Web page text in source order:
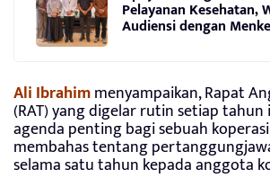
Pelayanan Kesehatan,
Audiensi dengan
Ali Ibrahimmenyampaikan, Rapat
(RAT) yang digelar rutin setiap
agenda penting bagi sebuah
membahas tentang
selama satu tahun kepada anggota